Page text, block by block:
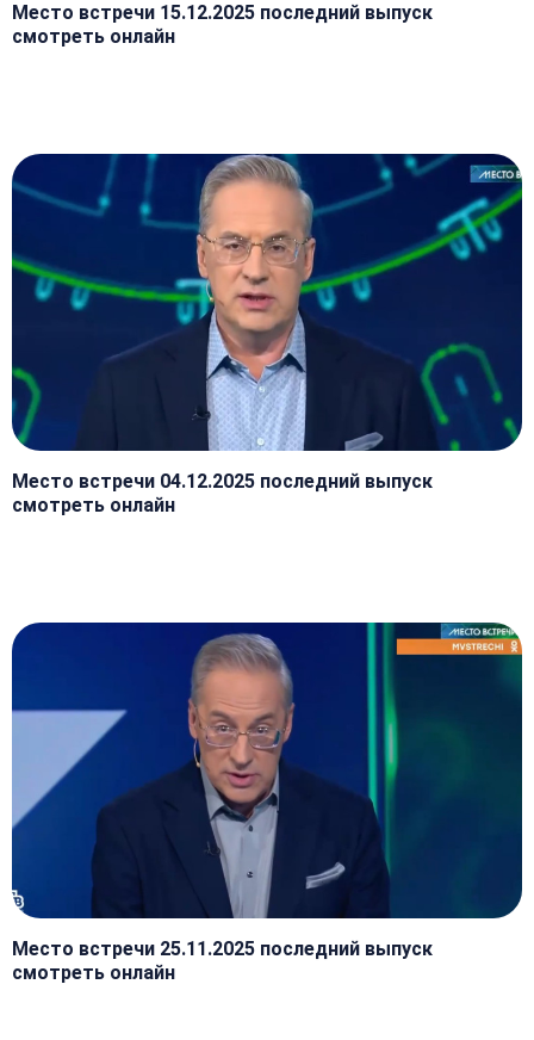
Место встречи 15.12.2025 последний выпуск
смотреть онлайн
Место встречи 04.12.2025 последний выпуск
смотреть онлайн
Место встречи 25.11.2025 последний выпуск
смотреть онлайн